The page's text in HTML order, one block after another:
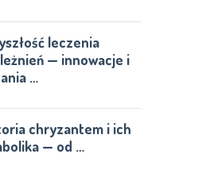
leczenia
— innowacje i
…
chryzantem i ich
— od …